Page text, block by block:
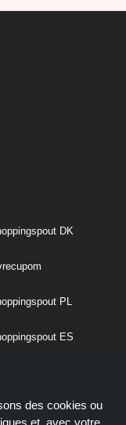
DK
PL
ES
NO
des cookies ou
et, avec votre